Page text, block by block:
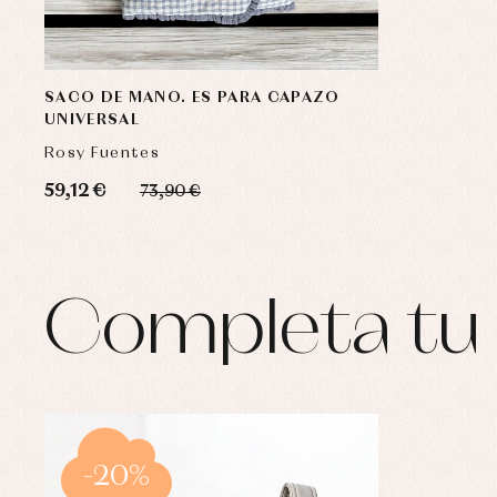
SACO DE MANO. ES PARA CAPAZO
UNIVERSAL
Rosy Fuentes
59,12 € 73,90 €
Completa tu
-20%